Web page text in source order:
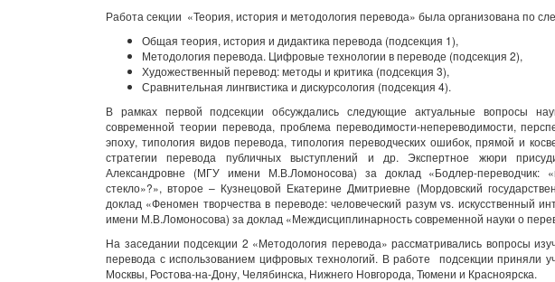
Работа секции «Теория, история и методология перевода» была организована по
Общая теория, история и дидактика перевода (подсекция 1),
Методология перевода. Цифровые технологии в переводе (подсекция 2),
Художественный перевод: методы и критика (подсекция 3),
Сравнительная лингвистика и дискурсология (подсекция 4).
В рамках первой подсекции обсуждались следующие актуальные вопросы
современной теории перевода, проблема переводимости-непереводимости,
эпоху, типология видов перевода, типология переводческих ошибок, прямой и
стратегии перевода публичных выступлений и др. Экспертное жюри
Александровне (МГУ имени М.В.Ломоносова) за доклад «Бодлер-переводчик:
стекло»?», второе – Кузнецовой Екатерине Дмитриевне (Мордовский
доклад «Феномен творчества в переводе: человеческий разум vs. искусственный
имени М.В.Ломоносова) за доклад «Междисциплинарность современной науки о
На заседании подсекции 2 «Методология перевода» рассматривались вопросы
перевода с использованием цифровых технологий. В работе подсекции приняли
Москвы, Ростова-на-Дону, Челябинска, Нижнего Новгорода, Тюмени и Красноярска.